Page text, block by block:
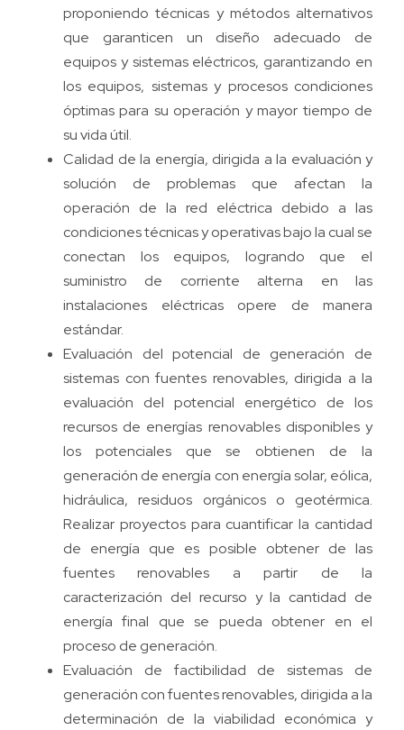
proponiendo técnicas y métodos alternativos
que garanticen un diseño adecuado de
equipos y sistemas eléctricos, garantizando en
los equipos, sistemas y procesos condiciones
óptimas para su operación y mayor tiempo de
su vida útil.
Calidad de la energía, dirigida a la evaluación y
solución de problemas que afectan la
operación de la red eléctrica debido a las
condiciones técnicas y operativas bajo la cual se
conectan los equipos, logrando que el
suministro de corriente alterna en las
instalaciones eléctricas opere de manera
estándar.
Evaluación del potencial de generación de
sistemas con fuentes renovables, dirigida a la
evaluación del potencial energético de los
recursos de energías renovables disponibles y
los potenciales que se obtienen de la
generación de energía con energía solar, eólica,
hidráulica, residuos orgánicos o geotérmica.
Realizar proyectos para cuantificar la cantidad
de energía que es posible obtener de las
fuentes renovables a partir de la
caracterización del recurso y la cantidad de
energía final que se pueda obtener en el
proceso de generación.
Evaluación de factibilidad de sistemas de
generación con fuentes renovables, dirigida a la
determinación de la viabilidad económica y